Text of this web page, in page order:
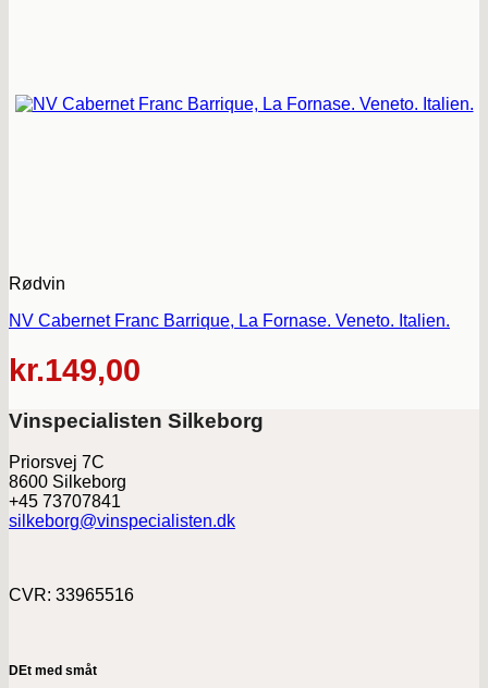
Rødvin
NV Cabernet Franc Barrique, La Fornase. Veneto. Italien.
kr.149,00
Vinspecialisten Silkeborg
Priorsvej 7C
8600 Silkeborg
+45 73707841
silkeborg@vinspecialisten.dk
CVR: 33965516
DEt med småt